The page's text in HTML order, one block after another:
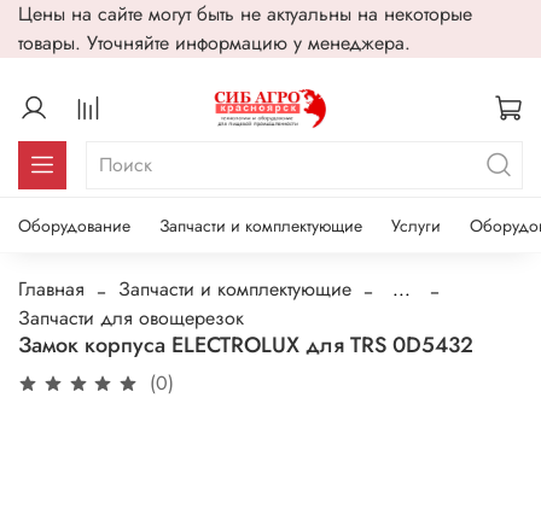
Цены на сайте могут быть не актуальны на некоторые
товары. Уточняйте информацию у менеджера.
Оборудование Запчасти и комплектующие Услуги
Главная Запчасти и комплектующие
...
Запчасти для овощерезок
Замок корпуса ELECTROLUX для TRS 0D5432
(0)